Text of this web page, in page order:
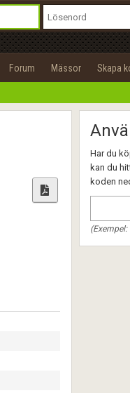
Forum Mässor Skapa
Har du
kan du
koden
(Exempel: